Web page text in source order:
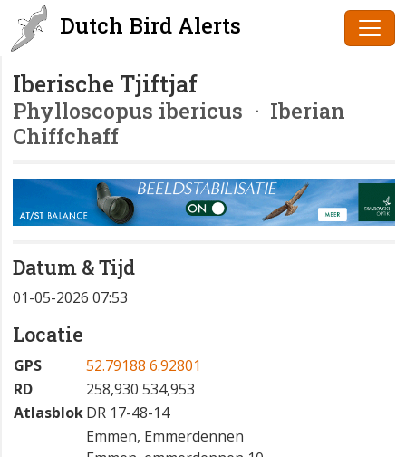
Dutch Bird Alerts
Iberische Tjiftjaf
Phylloscopus ibericus · Iberian
Chiffchaff
Datum & Tijd
01-05-2026 07:53
Locatie
GPS
52.79188 6.92801
RD
258,930 534,953
AtlasblokDR 17-48-14
Emmen, Emmerdennen